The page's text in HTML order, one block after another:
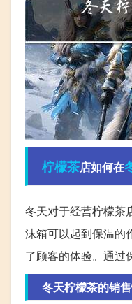
柠檬茶店如何在
冬天对于经营柠檬茶
沫箱可以起到保温的
了顾客的体验。通过
冬天柠檬茶的销